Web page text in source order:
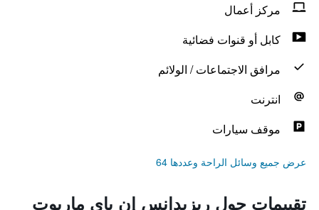
مركز أعمال
كابل أو قنوات فضائية
مرافق الاجتماعات / الولائم
انترنت
موقف سيارات
عرض جميع وسائل الراحة وعددها 64
تقييمات حول ريزيدانس إن باي ماريوت